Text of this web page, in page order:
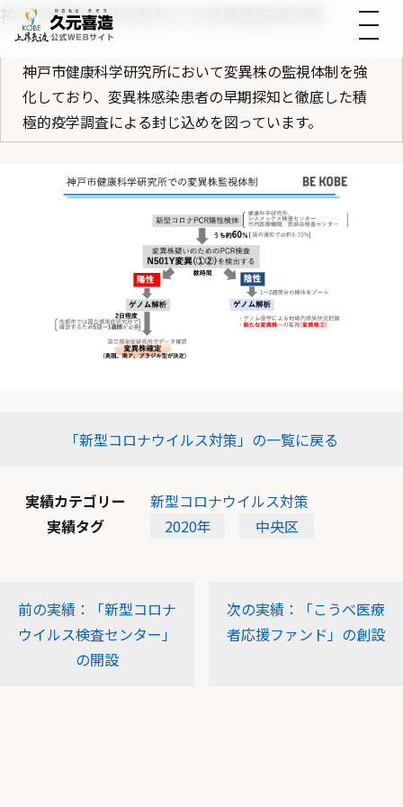
神戸市健康科学研究所での変異株監視体制
神戸市健康科学研究所において変異株の監視体制を強
化しており、変異株感染患者の早期探知と徹底した積
極的疫学調査による封じ込めを図っています。
「新型コロナウイルス対策」の一覧に戻る
実績カテゴリー
新型コロナウイルス対策
実績タグ
2020年 中央区
前の実績：「新型コロナ
ウイルス検査センター」
の開設
次の実績：「こうべ医療
者応援ファンド」の創設